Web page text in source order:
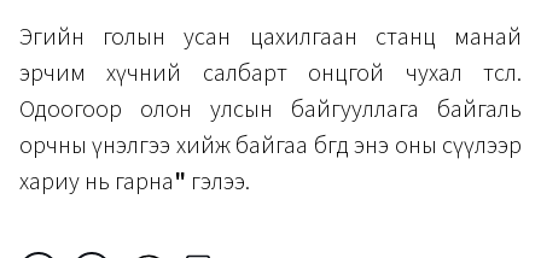
Эгийн голын усан цахилгаан станц манай
эрчим хүчний салбарт онцгой чухал төсөл.
Одоогоор олон улсын байгууллага байгаль
орчны үнэлгээ хийж байгаа бөгөөд энэ оны сүүлээр
хариу нь гарна" гэлээ.